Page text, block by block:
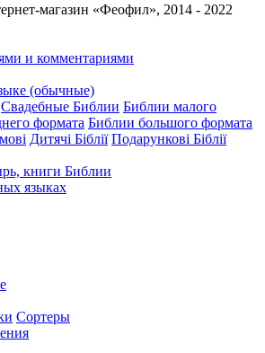
магазин «Феофил», 2014 - 2022
и комментариями
(обычные)
Свадебные Библии Библии малого
формата Библии большого формата
Дитячі Біблії Подарункові Біблії
книги Библии
языках
Сортеры